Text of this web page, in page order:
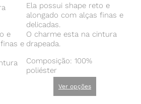
e
e
Ela possui shape reto e
alongado com alças finas e
delicadas.
O charme esta na cintura
drapeada.
Composição: 100%
poliéster
Ver opções